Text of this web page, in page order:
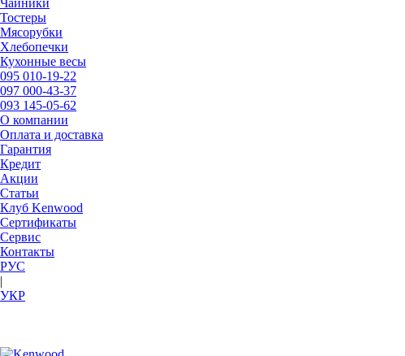
Чайники
Тостеры
Мясорубки
Хлебопечки
Кухонные весы
095 010-19-22
097 000-43-37
093 145-05-62
О компании
Оплата и доставка
Гарантия
Кредит
Акции
Статьи
Клуб Kenwood
Сертификаты
Сервис
Контакты
РУC
|
УКР